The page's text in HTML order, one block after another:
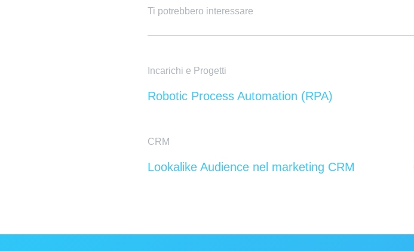
Ti potrebbero interessare
Incarichi e Progetti
Robotic Process Automation (RPA)
CRM
Lookalike Audience nel marketing CRM